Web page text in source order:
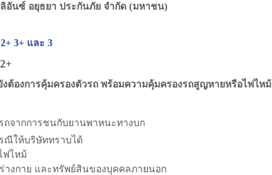
อันซ์ อยุธยา ประกันภัย จำกัด (มหาชน)
2+ 3+ และ 3
งต้องการคุ้มครองตัวรถ พร้อมความคุ้มครองรถสูญหายหรือไฟไหม้
ถจากการชนกับยานพาหนะทางบก
ณีให้บริษัททราบได้
ฟไหม้
างกาย และทรัพย์สินของบุคคลภายนอก